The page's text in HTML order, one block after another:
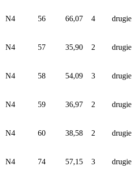
N4 56 66,07 4 drugie
N4 57 35,90 2 drugie
N4 58 54,09 3 drugie
N4 59 36,97 2 drugie
N4 60 38,58 2 drugie
N4 74 57,15 3 drugie